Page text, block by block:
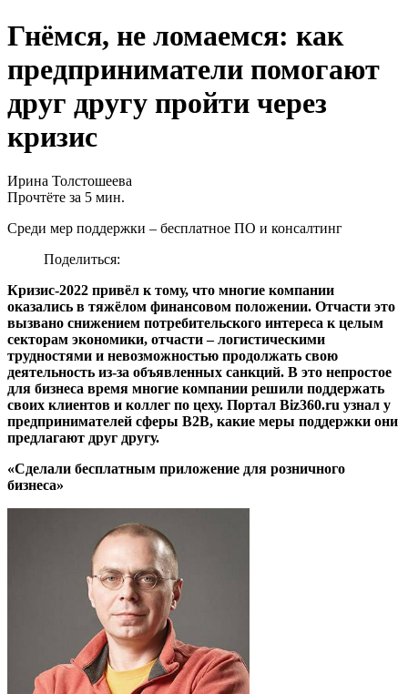
Гнёмся, не ломаемся: как
предприниматели помогают
друг другу пройти через
кризис
Ирина Толстошеева
Прочтёте за 5 мин.
Среди мер поддержки – бесплатное ПО и консалтинг
Поделиться:
Кризис-2022 привёл к тому, что многие компании
оказались в тяжёлом финансовом положении. Отчасти это
вызвано снижением потребительского интереса к целым
секторам экономики, отчасти – логистическими
трудностями и невозможностью продолжать свою
деятельность из-за объявленных санкций. В это непростое
для бизнеса время многие компании решили поддержать
своих клиентов и коллег по цеху. Портал Biz360.ru узнал у
предпринимателей сферы B2B, какие меры поддержки они
предлагают друг другу.
«Сделали бесплатным приложение для розничного
бизнеса»